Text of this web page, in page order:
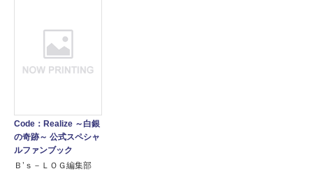
Code：Realize ～白銀
の奇跡～ 公式スペシャ
ルファンブック
Ｂ’ｓ－ＬＯＧ編集部